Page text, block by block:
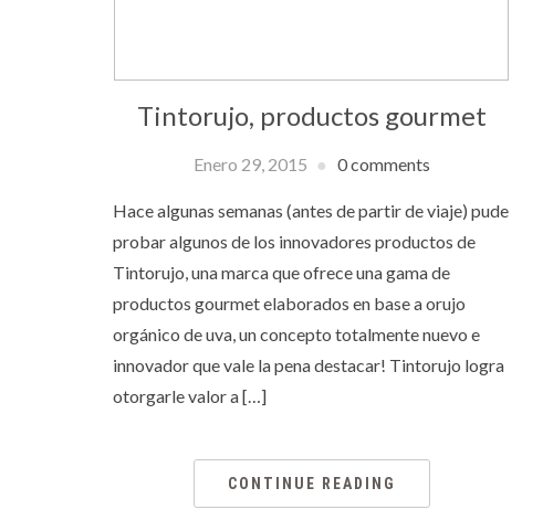
Tintorujo, productos gourmet
Enero 29, 2015 0 comments
Hace algunas semanas (antes de partir de viaje) pude
probar algunos de los innovadores productos de
Tintorujo, una marca que ofrece una gama de
productos gourmet elaborados en base a orujo
orgánico de uva, un concepto totalmente nuevo e
innovador que vale la pena destacar! Tintorujo logra
otorgarle valor a […]
CONTINUE READING